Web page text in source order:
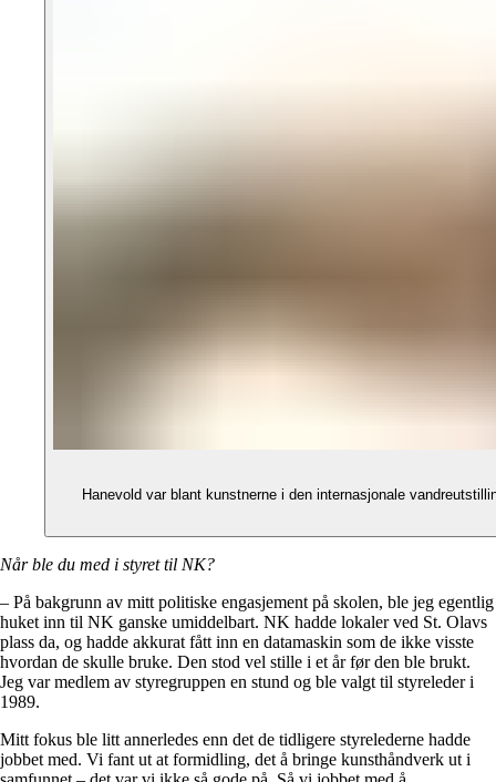
Hanevold var blant kunstnerne i den internasjonale
Når ble du med i styret til NK?
– På bakgrunn av mitt politiske engasjement på skolen, ble jeg egentlig
huket inn til NK ganske umiddelbart. NK hadde lokaler ved St. Olavs
plass da, og hadde akkurat fått inn en datamaskin som de ikke visste
hvordan de skulle bruke. Den stod vel stille i et år før den ble brukt.
Jeg var medlem av styregruppen en stund og ble valgt til styreleder i
1989.
Mitt fokus ble litt annerledes enn det de tidligere styrelederne hadde
jobbet med. Vi fant ut at formidling, det å bringe kunsthåndverk ut i